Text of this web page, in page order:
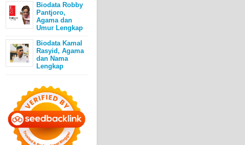
Biodata Robby
Pantjoro,
Agama dan
Umur Lengkap
Biodata Kamal
Rasyid, Agama
dan Nama
Lengkap